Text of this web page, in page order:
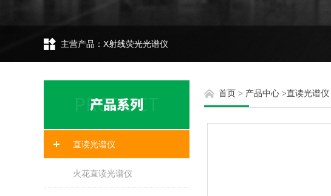
主营产品：X射线荧光光谱仪
直读光谱仪
火花直读光谱仪
首页 > 产品中心 >直读光谱仪